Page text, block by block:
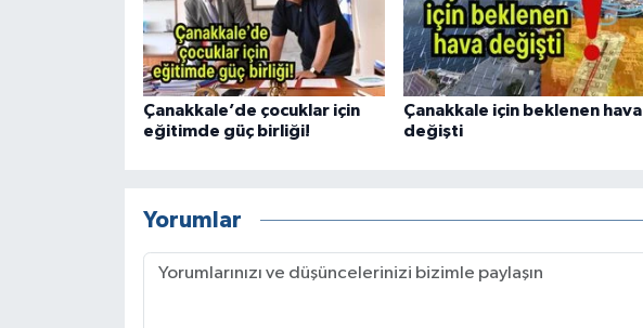
Çanakkale’de çocuklar için
eğitimde güç birliği!
Çanakkale için beklenen hava
değişti
Yorumlar